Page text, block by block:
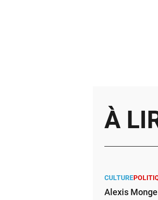
À
CULTURE
Alexis Monge